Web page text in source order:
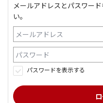
メールアドレスとパスワー
い。
パスワードを表示する